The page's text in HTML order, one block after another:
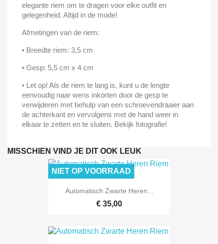
elegante riem om te dragen voor elke outfit en
gelegenheid. Altijd in de mode!
Afmetingen van de riem:
• Breedte riem: 3,5 cm
• Gesp: 5,5 cm x 4 cm
• Let op! Als de riem te lang is, kunt u de lengte
eenvoudig naar wens inkorten door de gesp te
verwijderen met behulp van een schroevendraaier aan
de achterkant en vervolgens met de hand weer in
elkaar te zetten en te sluiten. Bekijk fotografie!
MISSCHIEN VIND JE DIT OOK LEUK
Automatisch Zwarte Heren...
€ 35,00
NIET OP VOORRAAD